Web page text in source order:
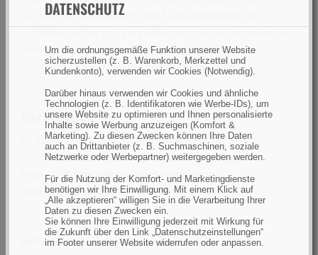
DATENSCHUTZ
Um die ordnungsgemäße Funktion unserer Website
sicherzustellen (z. B. Warenkorb, Merkzettel und
Kundenkonto), verwenden wir Cookies (Notwendig).
Darüber hinaus verwenden wir Cookies und ähnliche
Technologien (z. B. Identifikatoren wie Werbe-IDs), um
unsere Website zu optimieren und Ihnen personalisierte
Inhalte sowie Werbung anzuzeigen (Komfort &
Marketing). Zu diesen Zwecken können Ihre Daten
auch an Drittanbieter (z. B. Suchmaschinen, soziale
Netzwerke oder Werbepartner) weitergegeben werden.
Für die Nutzung der Komfort- und Marketingdienste
benötigen wir Ihre Einwilligung. Mit einem Klick auf
„Alle akzeptieren“ willigen Sie in die Verarbeitung Ihrer
Daten zu diesen Zwecken ein.
Sie können Ihre Einwilligung jederzeit mit Wirkung für
die Zukunft über den Link „Datenschutzeinstellungen“
im Footer unserer Website widerrufen oder anpassen.
Dunkelheit, Anlegekante mit Maßstabeinteilung
1:25000, Sucher mit Vergrößerungsglas, Klinometer zur
Messung von Hangneigung, grünes Metallgehäuse,
integrierte Wasserwaage und Stativgewinde.
Hersteller:
C. Jul. Herbertz GmbH, Mangenberger Str. 334-336,
42655 Solingen, Germany,
https://cjh.shop/Rechtliches/Impressum
angelo.giannico@cjherbertz.de
Artikelnummer(n) des Herstellers